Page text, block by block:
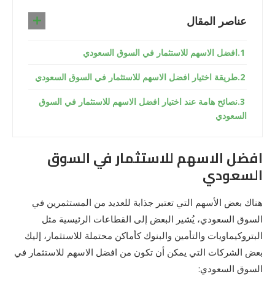
عناصر المقال
افضل الاسهم للاستثمار في السوق السعودي
طريقة اختيار افضل الاسهم للاستثمار في السوق السعودي
نصائح هامة عند اختيار افضل الاسهم للاستثمار في السوق
السعودي
افضل الاسهم للاستثمار في السوق
السعودي
هناك بعض الأسهم التي تعتبر جذابة للعديد من المستثمرين في
السوق السعودي، يُشير البعض إلى القطاعات الرئيسية مثل
البتروكيماويات والتأمين والبنوك كأماكن محتملة للاستثمار، إليك
بعض الشركات التي يمكن أن تكون من افضل الاسهم للاستثمار في
السوق السعودي: